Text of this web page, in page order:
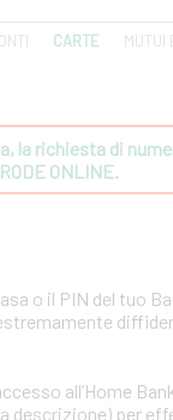
CARTE MUTUI
la richiesta di
ONLINE.
o il PIN del tuo
all’Home
descrizione) per